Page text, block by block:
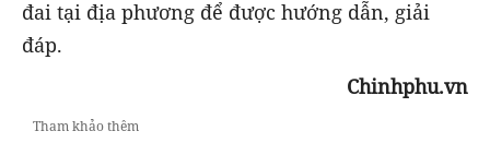
đai tại địa phương để được hướng dẫn, giải
đáp.
Chinhphu.vn
Tham khảo thêm